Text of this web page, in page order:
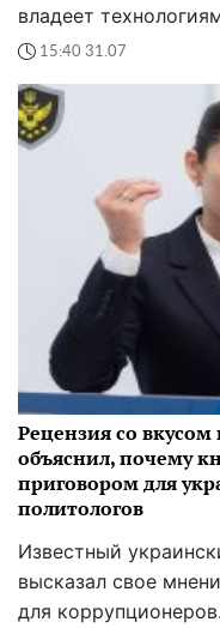
владеет
15:40 31.07
Рецензия со
объяснил, почему
приговором для
политологов
Известный
высказал свое
для